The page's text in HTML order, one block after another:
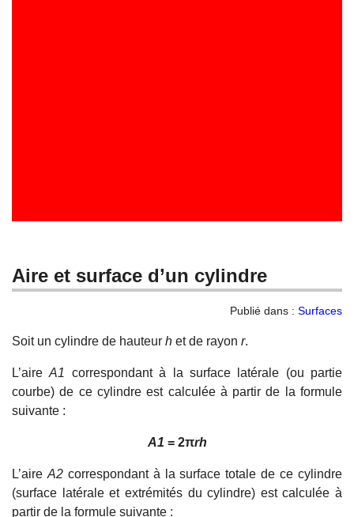
Aire et surface d’un cylindre
Publié dans : Surfaces
Soit un cylindre de hauteur h et de rayon r.
L’aireA1 correspondant à la surface latérale (ou partie
courbe) de ce cylindre est calculée à partir de la formule
suivante :
A1 = 2πrh
L’aire A2correspondant à la surface totale de ce cylindre
(surface latérale et extrémités du cylindre) est calculée à
partir de la formule suivante :